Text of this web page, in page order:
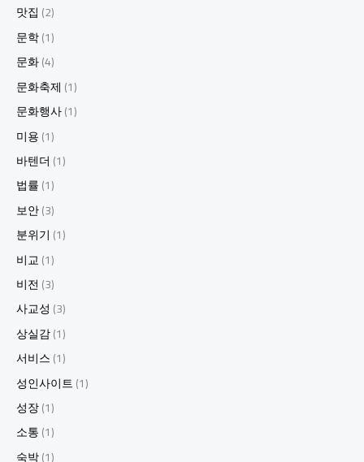
맛집 (2)
문학(1)
문화(4)
문화축제 (1)
문화행사(1)
미용(1)
바텐더 (1)
법률(1)
보안(3)
분위기 (1)
비교(1)
비전(3)
사교성 (3)
상실감(1)
서비스(1)
성인사이트(1)
성장(1)
소통(1)
숙박(1)